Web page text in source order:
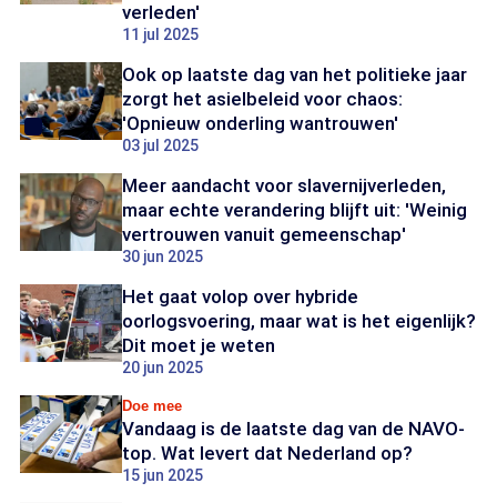
verleden'
11 jul 2025
Ook op laatste dag van het politieke jaar
zorgt het asielbeleid voor chaos:
'Opnieuw onderling wantrouwen'
03 jul 2025
Meer aandacht voor slavernijverleden,
maar echte verandering blijft uit: 'Weinig
vertrouwen vanuit gemeenschap'
30 jun 2025
Het gaat volop over hybride
oorlogsvoering, maar wat is het eigenlijk?
Dit moet je weten
20 jun 2025
Doe mee
Vandaag is de laatste dag van de NAVO-
top. Wat levert dat Nederland op?
15 jun 2025